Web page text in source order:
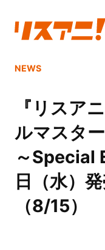
NEWS
『リスア
ルマスタ
～Special
日（水）
（8/15）